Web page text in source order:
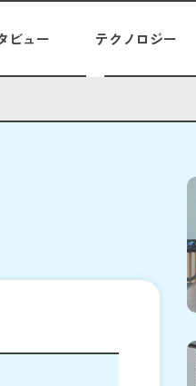
ビュー テクノロジー